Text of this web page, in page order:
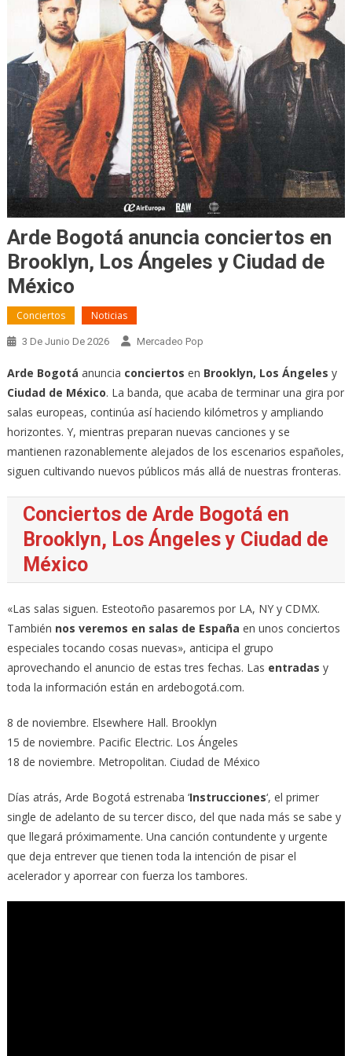
Arde Bogotá anuncia conciertos en
Brooklyn, Los Ángeles y Ciudad de
México
Conciertos Noticias
3 De Junio De 2026 Mercadeo Pop
Arde Bogotá anuncia conciertos en Brooklyn, Los Ángeles y
Ciudad de México. La banda, que acaba de terminar una gira por
salas europeas, continúa así haciendo kilómetros y ampliando
horizontes. Y, mientras preparan nuevas canciones y se
mantienen razonablemente alejados de los escenarios españoles,
siguen cultivando nuevos públicos más allá de nuestras fronteras.
Conciertos de Arde Bogotá en
Brooklyn, Los Ángeles y Ciudad de
México
«Las salas siguen. Esteotoño pasaremos por LA, NY y CDMX.
También nos veremos en salas de España en unos conciertos
especiales tocando cosas nuevas», anticipa el grupo
aprovechando el anuncio de estas tres fechas. Las entradas y
toda la información están en ardebogotá.com.
8 de noviembre. Elsewhere Hall. Brooklyn
15 de noviembre. Pacific Electric. Los Ángeles
18 de noviembre. Metropolitan. Ciudad de México
Días atrás, Arde Bogotá estrenaba ‘Instrucciones‘, el primer
single de adelanto de su tercer disco, del que nada más se sabe y
que llegará próximamente. Una canción contundente y urgente
que deja entrever que tienen toda la intención de pisar el
acelerador y aporrear con fuerza los tambores.